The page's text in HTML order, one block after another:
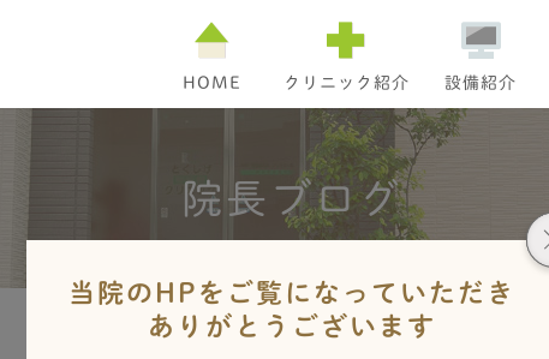
当院のHPをご覧になっていただき
ありがとうございます
HOME クリニック紹介
担当医紹介 院長ブログ よくあるご質問
設備紹介
呼吸 睡眠
院長ブログ